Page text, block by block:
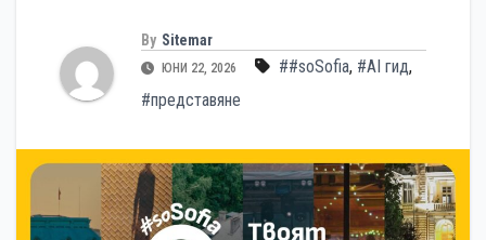
By Sitemar
ЮНИ 22, 2026 ##soSofia, #AI гид,
#представяне